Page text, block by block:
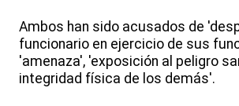
Ambos han sido acusados de
funcionario en ejercicio de sus
'amenaza', 'exposición al peligro
integridad física de los demás'.